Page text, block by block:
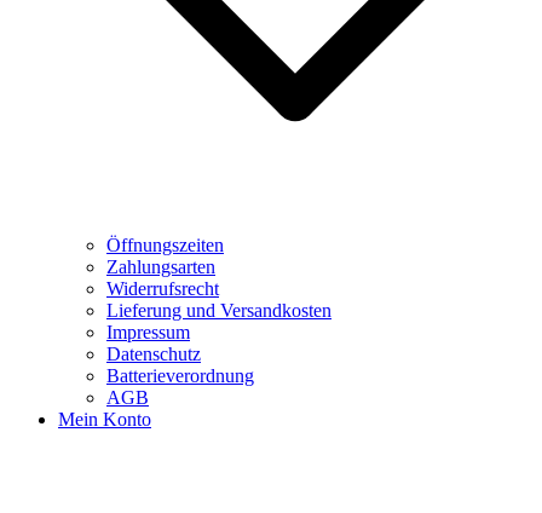
Öffnungszeiten
Zahlungsarten
Widerrufsrecht
Lieferung und Versandkosten
Impressum
Datenschutz
Batterieverordnung
AGB
Mein Konto